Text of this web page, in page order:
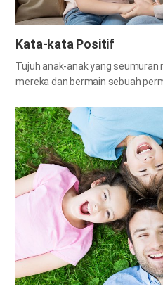
bagi kesehatan Anda secara
memicu pertengkaran dengan
Kata-kata Positif
Tujuh anak-anak yang
mereka dan bermain sebuah
tertentu dan menangkap bola-
besar. Dengan waktu dan kondisi
memiliki lebih dari dua belas bola
sedangkan dua tim lainnya hanya
adalah sebuah percobaan yang
penyiaran. Setelah permainan,
anak-anak mereka saling
antara tim yang mendapatkan
dan mereka yang mendapatkan
kata yang diucapkan oleh ibu
yang mendapatkan lebih sedikit
negatif…